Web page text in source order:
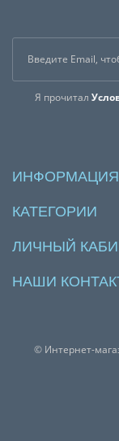
Я прочитал
ИНФОРМАЦИЯ
КАТЕГОРИИ
ЛИЧНЫЙ
НАШИ
© Интернет-